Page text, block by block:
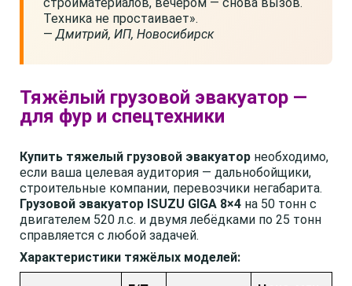
Техника не простаивает».
—Дмитрий, ИП, Новосибирск
Тяжёлый грузовой эвакуатор —
для фур и спецтехники
Купить тяжелый грузовой эвакуатор необходимо,
если ваша целевая аудитория — дальнобойщики,
строительные компании, перевозчики негабарита.
Грузовой эвакуатор ISUZU GIGA 8×4 на 50 тонн с
двигателем 520 л.с. и двумя лебёдками по 25 тонн
справляется с любой задачей.
Характеристики тяжёлых моделей: